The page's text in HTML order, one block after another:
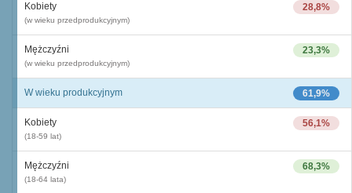
28,8%
Kobiety
(w wieku przedprodukcyjnym)
23,3%
Mężczyźni
(w wieku przedprodukcyjnym)
61,9%
W wieku produkcyjnym
56,1%
Kobiety
(18-59 lat)
68,3%
Mężczyźni
(18-64 lata)